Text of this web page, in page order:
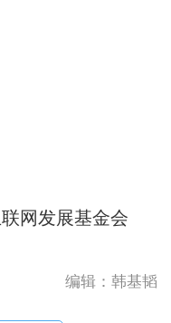
网发展基金会
编辑：韩基韬